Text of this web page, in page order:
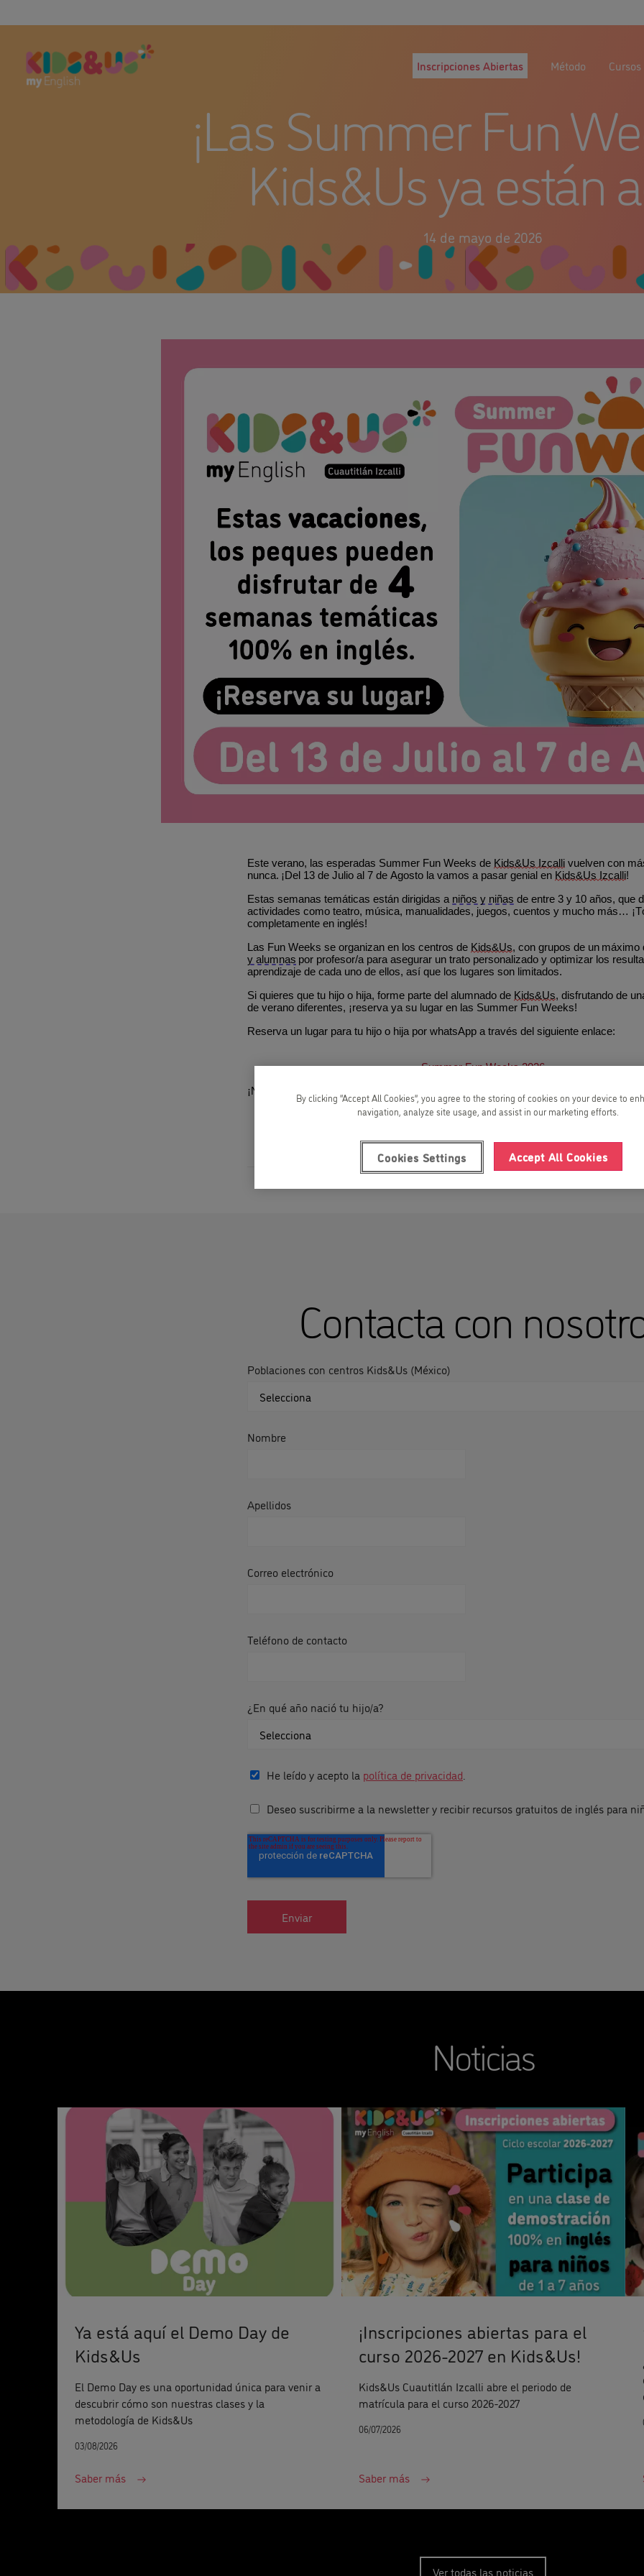
Inscripciones Abiertas Método
¡Las Summer Fun
Kids&Us ya están
14 de mayo de 2026
Este verano, las esperadas Summer Fun Weeks de Kids&Us Izcalli vuelven con
nunca. ¡Del 13 de Julio al 7 de Agosto la vamos a pasar genial en Kids&Us Izcalli!
Estas semanas temáticas están dirigidas a niños y niñas de entre 3 y 10 años, que
actividades como teatro, música, manualidades, juegos, cuentos y mucho más…
completamente en inglés!
Las Fun Weeks se organizan en los centros de Kids&Us, con grupos de un máximo
y alumnas por profesor/a para asegurar un trato personalizado y optimizar los
aprendizaje de cada uno de ellos, así que los lugares son limitados.
Si quieres que tu hijo o hija, forme parte del alumnado de Kids&Us, disfrutando de
de verano diferentes, ¡reserva ya su lugar en las Summer Fun Weeks!
Reserva un lugar para tu hijo o hija por whatsApp a través del siguiente enlace:
Summer Fun Weeks 2026
¡Nos vemos pronto!
Contacta con
Poblaciones con centros Kids&Us (México)
Nombre
Apellidos
Correo electrónico
Teléfono de contacto
¿En qué año nació tu hijo/a?
He leído y acepto la política de privacidad
Deseo suscribirme a la newsletter y recibir recursos gratuitos de inglés para
Noticias
Ya está aquí el Demo Day de
Kids&Us
El Demo Day es una oportunidad única para venir a
descubrir cómo son nuestras clases y la
metodología de Kids&Us
03/08/2026
Saber más
¡Inscripciones abiertas para el
curso 2026-2027 en Kids&Us!
Kids&Us Cuautitlán Izcalli abre el periodo de
matrícula para el curso 2026-2027
06/07/2026
Saber más
Ver todas las noticias
By clicking “Accept All Cookies”, you agree to the storing of cookies on your device to
navigation, analyze site usage, and assist in our marketing efforts.
Accept All Cookies
Cookies Settings